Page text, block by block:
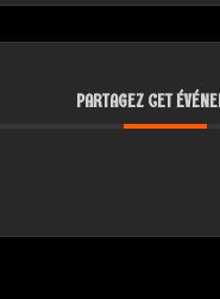
PARTAGEZ CET